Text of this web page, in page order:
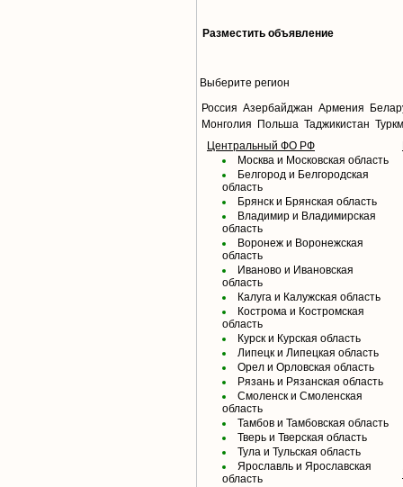
Разместить объявление
Выберите регион
Россия Азербайджан Армения
Монголия
Польша Таджикистан
Центральный ФО РФ
Москва и Московская область
Белгород и Белгородская
область
Брянск и Брянская область
Владимир и Владимирская
область
Воронеж и Воронежская
область
Иваново и Ивановская
область
Калуга и Калужская область
Кострома и Костромская
область
Курск и Курская область
Липецк и Липецкая область
Орел и Орловская область
Рязань и Рязанская область
Смоленск и Смоленская
область
Тамбов и Тамбовская область
Тверь и Тверская область
Тула и Тульская область
Ярославль и Ярославская
область